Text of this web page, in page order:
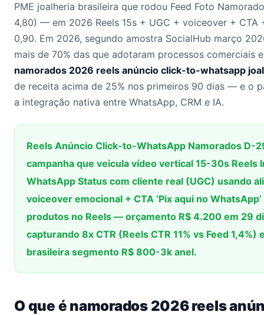
PME joalheria brasileira que rodou Feed Foto
4,80) — em 2026 Reels 15s + UGC + voiceover + CTA
0,90. Em 2026, segundo amostra SocialHub março
mais de 70% das que adotaram processos comerciais
namorados 2026 reels anúncio click-to-whatsapp
de receita acima de 25% nos primeiros 90 dias — e o
a integração nativa entre WhatsApp, CRM e IA.
Reels Anúncio Click-to-WhatsApp Namorados D-
campanha que veicula vídeo vertical 15-30s Reels
WhatsApp Status com cliente real (UGC) usando
voiceover emocional + CTA ‘Pix aqui no
produtos no Reels — orçamento R$ 4.200 em 29
capturando 8x CTR (Reels CTR 11% vs Feed 1,4%)
brasileira segmento R$ 800-3k anel.
O que é namorados 2026 reels